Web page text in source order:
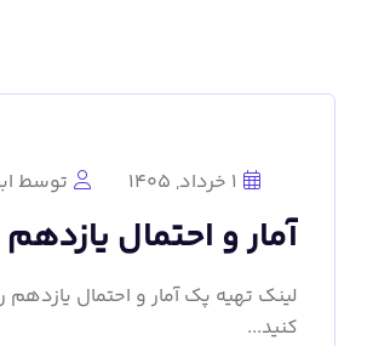
1 خرداد, 1405 توسط
آمار و احتمال
کنید...